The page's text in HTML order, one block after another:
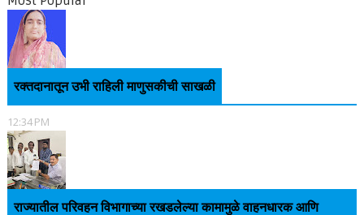
रक्तदानातून उभी राहिली माणुसकीची साखळी
12:34 PM
राज्यातील परिवहन विभागाच्या रखडलेल्या कामामुळे वाहनधारक आणि